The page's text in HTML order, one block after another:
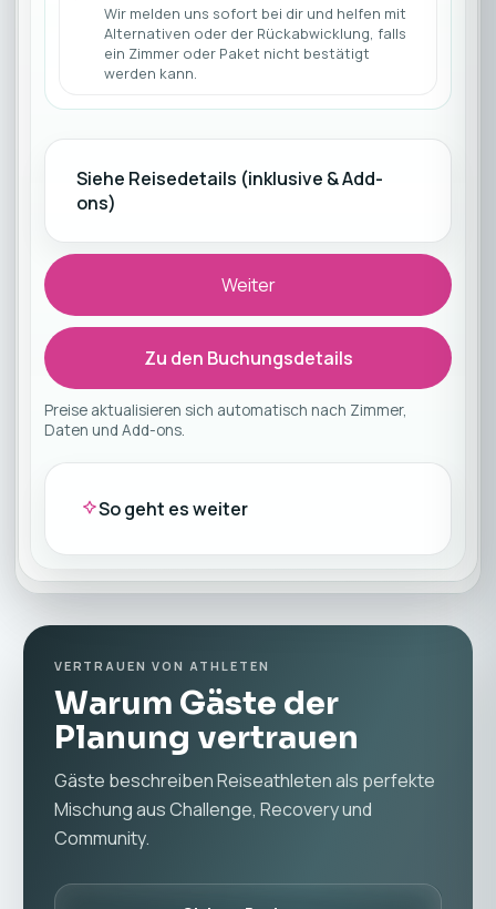
Wir melden uns sofort bei dir und helfen mit
Alternativen oder der Rückabwicklung, falls
ein Zimmer oder Paket nicht bestätigt
werden kann.
Siehe Reisedetails (inklusive & Add-
ons)
Weiter
Zu den Buchungsdetails
Preise aktualisieren sich automatisch nach Zimmer,
Daten und Add-ons.
So geht es weiter
VERTRAUEN VON ATHLETEN
Warum Gäste der
Planung vertrauen
Gäste beschreiben Reiseathleten als perfekte
Mischung aus Challenge, Recovery und
Community.